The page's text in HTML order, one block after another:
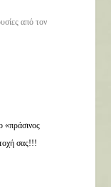
από τον
«πράσινος
σας!!!